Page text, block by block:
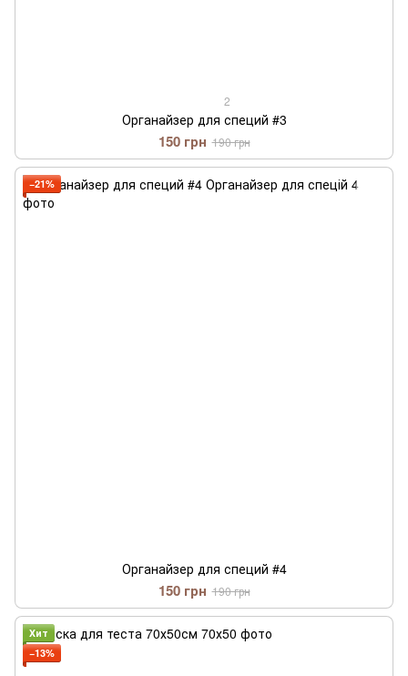
2
Органайзер для специй #3
150 грн 190 грн
−21%
Органайзер для специй #4
150 грн 190 грн
Хит
−13%